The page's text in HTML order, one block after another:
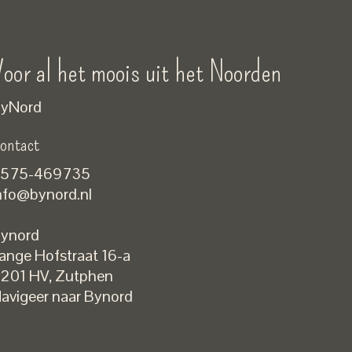
al het moois uit het Noorden
469735
Hofstraat 16-a
HV,Zutphen
naar Bynord